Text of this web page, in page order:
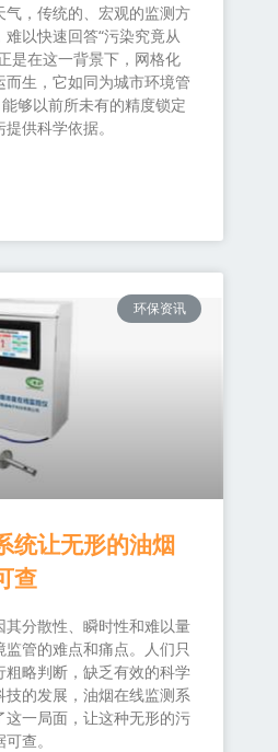
，传统的、宏观的监测方
以快速回答“污染究竟从
是在这一背景下，网格化
生，它如同为城市环境管
够以前所未有的精度锁定
供科学依据。
环保资讯
统让无形的油烟
查
分散性、瞬时性和难以量
管的难点和痛点。人们只
略判断，缺乏有效的科学
的发展，油烟在线监测系
一局面，让这种无形的污
查。